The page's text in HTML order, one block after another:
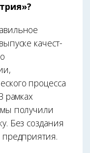
качест­
процесса
рамках
получили
Без создания